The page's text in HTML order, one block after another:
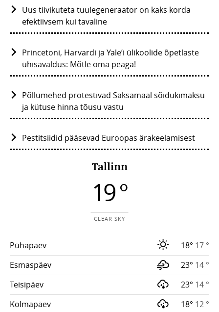
Uus tiivikuteta tuulegeneraator on kaks korda
efektiivsem kui tavaline
Princetoni, Harvardi ja Yale’i ülikoolide õpetlaste
ühisavaldus: Mõtle oma peaga!
Põllumehed protestivad Saksamaal sõidukimaksu
ja kütuse hinna tõusu vastu
Pestitsiidid pääsevad Euroopas ärakeelamisest
Tallinn
19 °
CLEAR SKY
Pühapäev 18° 17 °
Esmaspäev
23° 14 °
Teisipäev
23° 14 °
Kolmapäev
18° 12 °